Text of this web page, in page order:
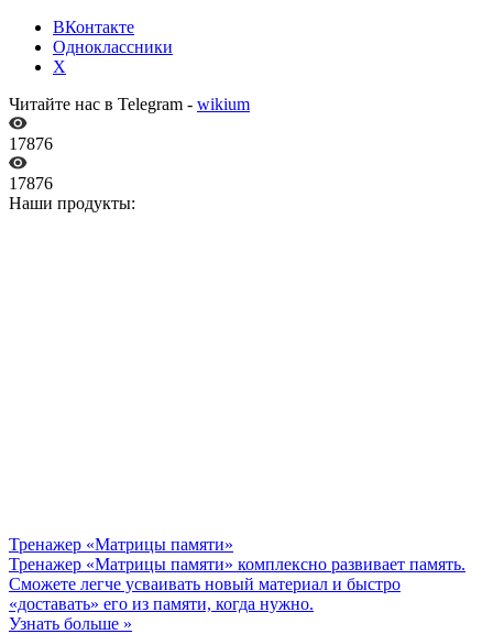
ВКонтакте
Одноклассники
X
Читайте нас в Telegram - wikium
17876
17876
Наши продукты:
Тренажер «Матрицы памяти»
Тренажер «Матрицы памяти» комплексно развивает память.
Сможете легче усваивать новый материал и быстро
«доставать» его из памяти, когда нужно.
Узнать больше »